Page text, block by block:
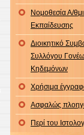
Νομοθεσία Α/
Εκπαίδευσης
Διοικητικό
Συλλόγου
Κηδεμόνων
Χρήσιμα
Ασφαλώς
Περί του